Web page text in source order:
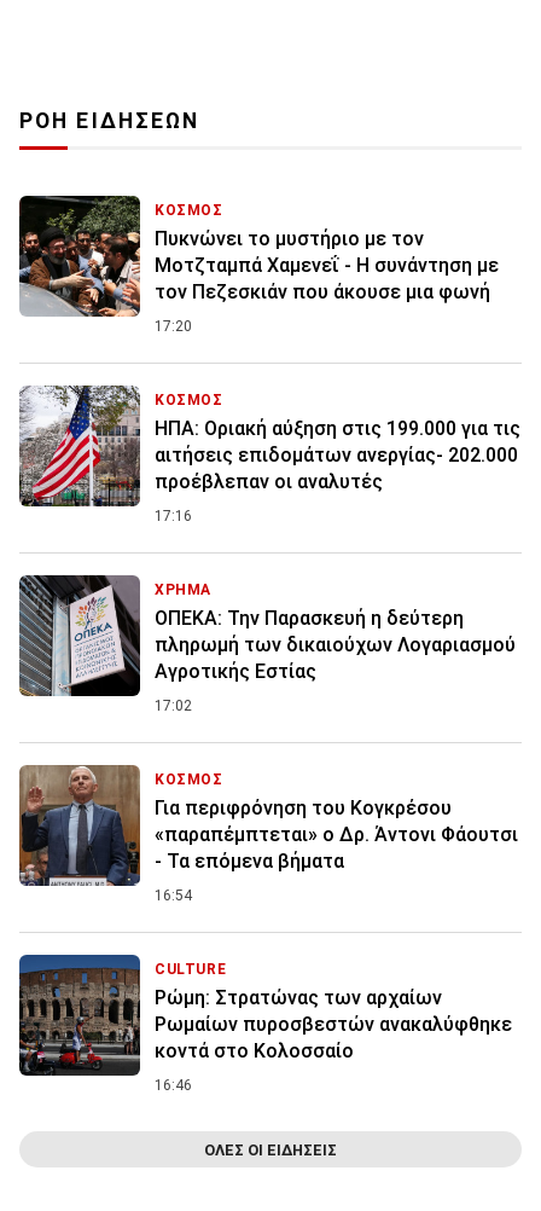
ΡΟΗ ΕΙΔΗΣΕΩΝ
ΚΟΣΜΟΣ
Πυκνώνει το μυστήριο με τον
Μοτζταμπά Χαμενεΐ - Η συνάντηση με
τον Πεζεσκιάν που άκουσε μια φωνή
17:20
ΚΟΣΜΟΣ
ΗΠΑ: Οριακή αύξηση στις 199.000 για τις
αιτήσεις επιδομάτων ανεργίας- 202.000
προέβλεπαν οι αναλυτές
17:16
ΧΡΗΜΑ
ΟΠΕΚΑ: Την Παρασκευή η δεύτερη
πληρωμή των δικαιούχων Λογαριασμού
Αγροτικής Εστίας
17:02
ΚΟΣΜΟΣ
Για περιφρόνηση του Κογκρέσου
«παραπέμπτεται» ο Δρ. Άντονι Φάουτσι
- Τα επόμενα βήματα
16:54
CULTURE
Ρώμη: Στρατώνας των αρχαίων
Ρωμαίων πυροσβεστών ανακαλύφθηκε
κοντά στο Κολοσσαίο
16:46
ΟΛΕΣ ΟΙ ΕΙΔΗΣΕΙΣ